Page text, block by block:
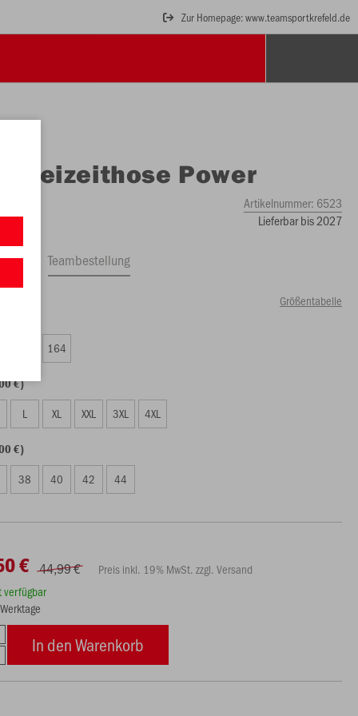
Zur Homepage: www.teamsportkrefeld.de
Freizeithose Power
Artikelnummer: 6523
Lieferbar bis 2027
Teambestellung
Größentabelle
164
€)
L XL XXL 3XL 4XL
€)
38 40 42 44
€ 44,99 €
Preis inkl. 19% MwSt. zzgl. Versand
verfügbar
In den Warenkorb